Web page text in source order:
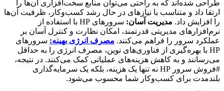
طراحی شده‌اند که به راحتی می‌توان منابع سخت‌افزاری آن‌ها را
ارتقا داد و متناسب با نیازهای در حال رشد کسب‌وکار، ظرفیت آن‌ها
را افزایش داد. مدیریت آسان:
سرورهای HP با استفاده از
نرم‌افزارهای مدیریتی قدرتمند، امکان نظارت و کنترل آسان بر
عملکرد سرور را فراهم می‌کنند. مصرف انرژی بهینه: سرورهای
HP با بهره‌گیری از فناوری‌های نوین، مصرف انرژی را به حداقل
می‌رسانند و به کاهش هزینه‌های عملیاتی کمک می‌کنند. در نتیجه،
#فروش سرور HP نه تنها یک هزینه، بلکه یک سرمایه‌گذاری
بلندمدت برای کسب‌وکار شما محسوب می‌شود.